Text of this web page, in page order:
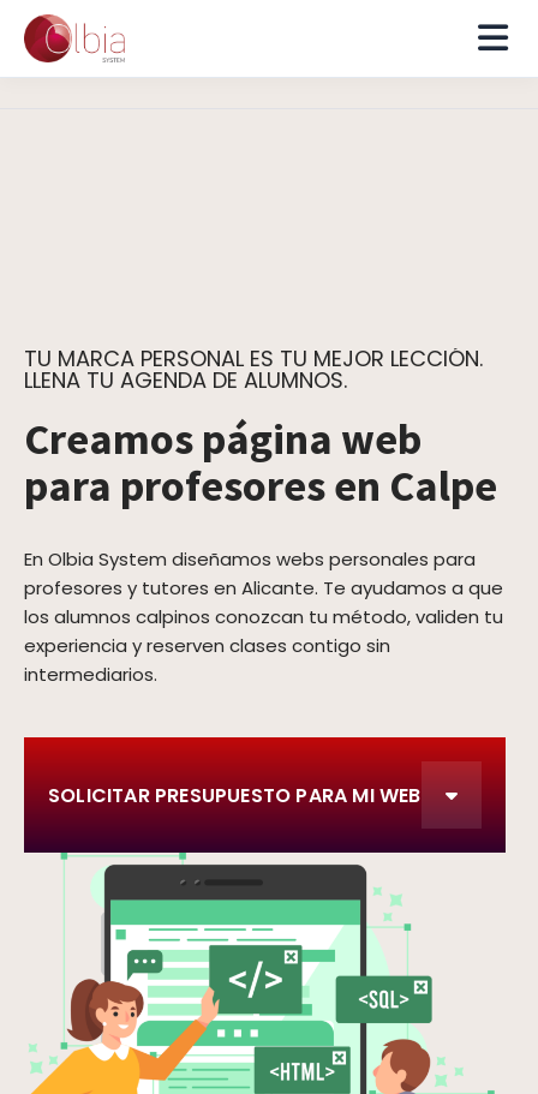
TU MARCA PERSONAL ES TU MEJOR LECCIÓN.
LLENA TU AGENDA DE ALUMNOS.
Creamos página web
para profesores en Calpe
En Olbia System diseñamos webs personales para
profesores y tutores en Alicante. Te ayudamos a que
los alumnos calpinos conozcan tu método, validen tu
experiencia y reserven clases contigo sin
intermediarios.
SOLICITAR PRESUPUESTO PARA MI WEB